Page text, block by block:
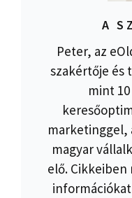
A
Peter, az
szakértője és
mint
marketinggel,
magyar
elő. Cikkeiben